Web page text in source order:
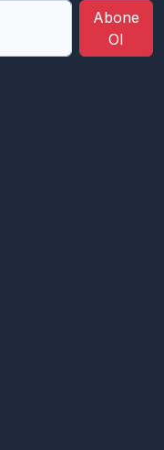
Abone
Ol